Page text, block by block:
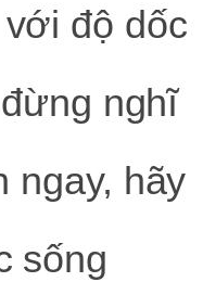
độ dốc
nghĩ
ngay, hãy
sống